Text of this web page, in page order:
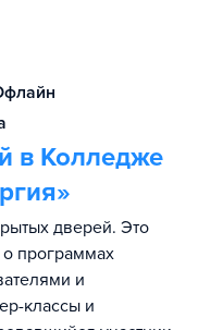
в Колледже
дверей. Это
о программах
и
классы и